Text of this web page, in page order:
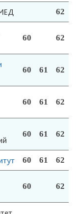
62
60 62
60 61 62
60 61 62
60 61 62
60 61 62
60 62